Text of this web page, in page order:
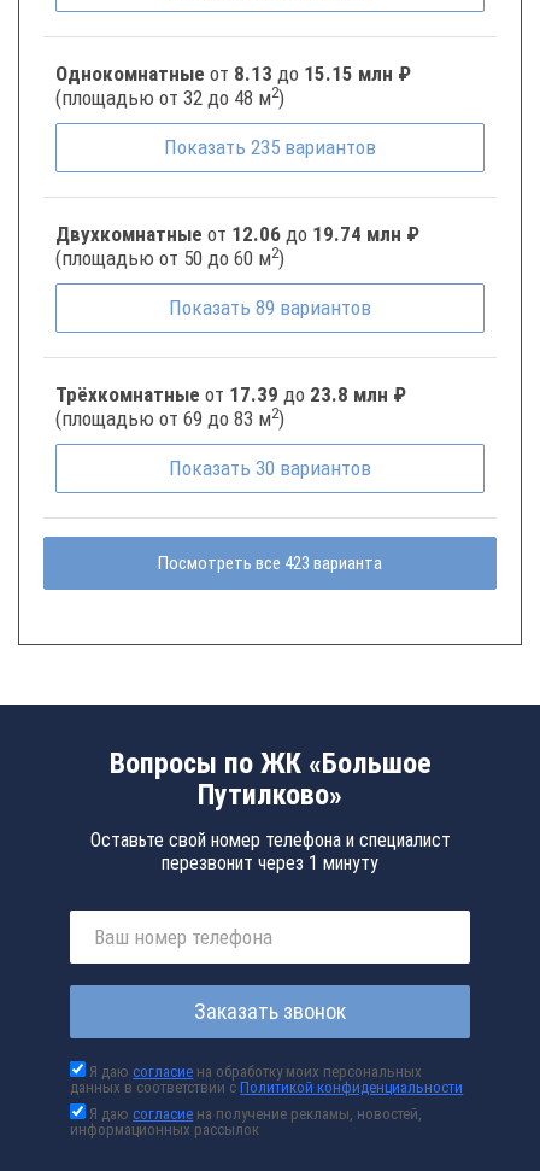
Однокомнатные от 8.13 до 15.15 млн ₽
(площадью от 32 до 48 м2)
Показать 235 вариантов
Двухкомнатные от 12.06 до 19.74 млн ₽
(площадью от 50 до 60 м2)
Показать 89 вариантов
Трёхкомнатные от 17.39 до 23.8 млн ₽
(площадью от 69 до 83 м2)
Показать 30 вариантов
Посмотреть все 423 варианта
Вопросы по ЖК «Большое
Путилково»
Оставьте свой номер телефона и специалист
перезвонит через 1 минуту
Заказать звонок
Я даюсогласие на обработку моих персональных
данных в соответствии сПолитикой конфиденциальности
Я даюсогласие на получение рекламы, новостей,
информационных рассылок